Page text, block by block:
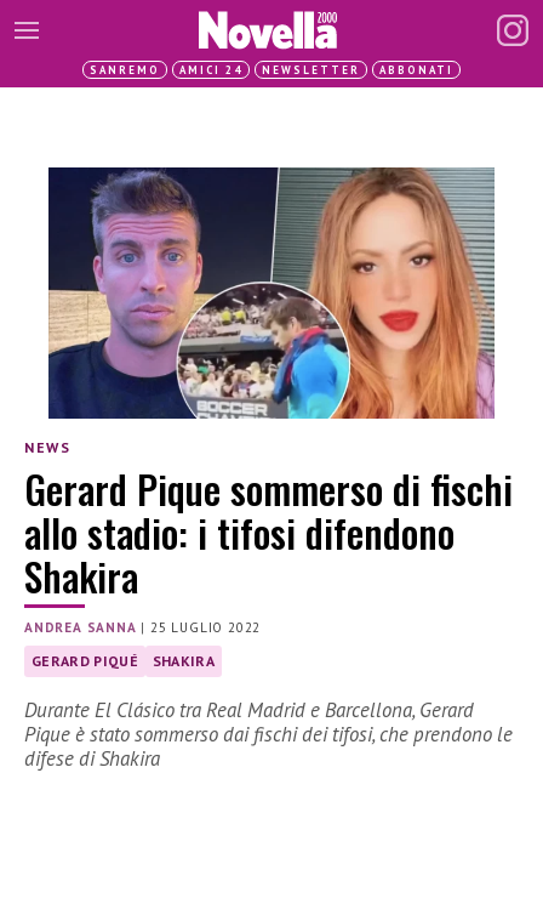
SANREMO AMICI 24 NEWSLETTER ABBONATI
NEWS
Gerard Pique sommerso di fischi
allo stadio: i tifosi difendono
Shakira
ANDREA SANNA |25 LUGLIO 2022
GERARD PIQUÉ SHAKIRA
Durante El Clásico tra Real Madrid e Barcellona, Gerard
Pique è stato sommerso dai fischi dei tifosi, che prendono le
difese di Shakira